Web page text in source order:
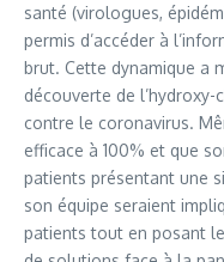
santé (virologues,
permis d’accéder à
brut. Cette dynamique a
découverte de
contre le coronavirus.
efficace à 100% et que
patients présentant une
son équipe seraient
patients tout en posant